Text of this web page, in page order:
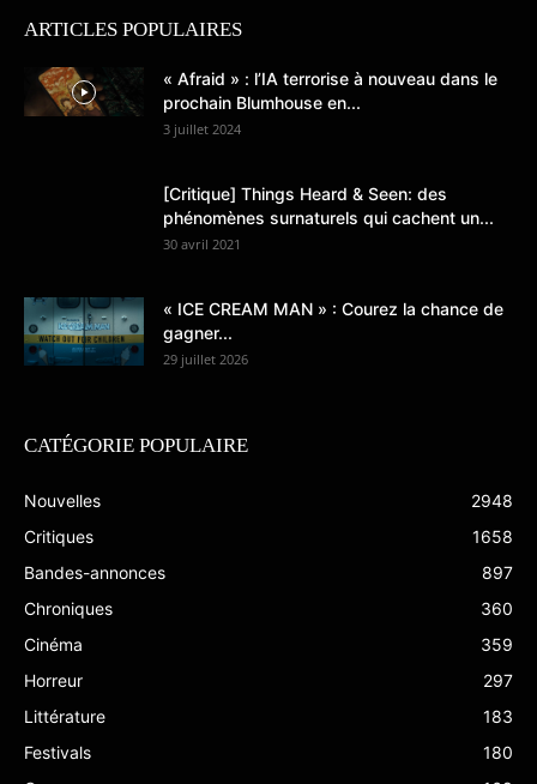
ARTICLES POPULAIRES
« Afraid » : l’IA terrorise à nouveau dans le
prochain Blumhouse en...
3 juillet 2024
[Critique] Things Heard & Seen: des
phénomènes surnaturels qui cachent un...
30 avril 2021
« ICE CREAM MAN » : Courez la chance de
gagner...
29 juillet 2026
CATÉGORIE POPULAIRE
Nouvelles
2948
Critiques
1658
Bandes-annonces
897
Chroniques
360
Cinéma
359
Horreur
297
Littérature
183
Festivals
180